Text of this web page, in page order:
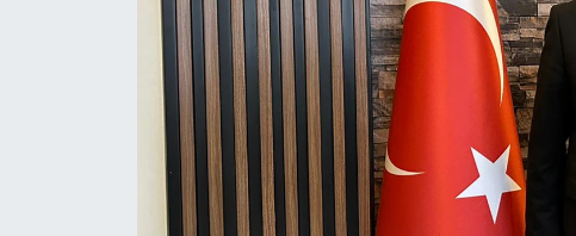
MAGAZİN
ESKİŞEHİRSPOR